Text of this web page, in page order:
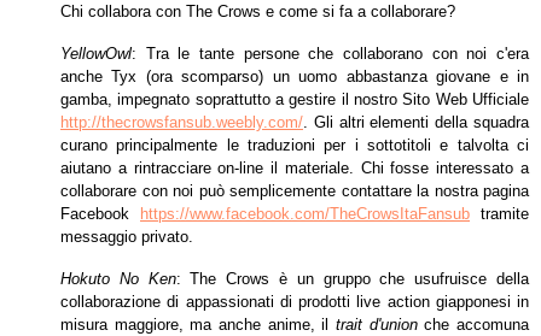
Chi collabora con The Crows e come si fa a collaborare?
YellowOwl: Tra le tante persone che collaborano con noi c'era
anche Tyx (ora scomparso) un uomo abbastanza giovane e in
gamba, impegnato soprattutto a gestire il nostro Sito Web Ufficiale
http://thecrowsfansub.weebly.com/ . Gli altri elementi della squadra
curano principalmente le traduzioni per i sottotitoli e talvolta ci
aiutano a rintracciare on-line il materiale. Chi fosse interessato a
collaborare con noi può semplicemente contattare la nostra pagina
Facebook
https://www.facebook.com/TheCrowsItaFansub tramite
messaggio privato.
Hokuto No Ken: The Crows è un gruppo che usufruisce della
collaborazione di appassionati di prodotti live action giapponesi in
misura maggiore, ma anche anime, iltrait d'unionche accomuna